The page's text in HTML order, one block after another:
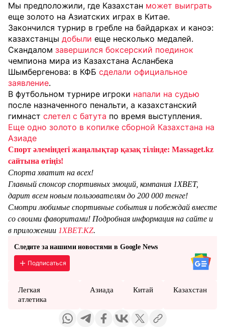
Мы предположили, где Казахстан может выиграть
еще золото на Азиатских играх в Китае.
Закончился турнир в гребле на байдарках и каноэ:
казахстанцы добыли еще несколько медалей.
Скандалом завершился боксерский поединок
чемпиона мира из Казахстана Асланбека
Шымбергенова: в КФБ сделали официальное
заявление.
В футбольном турнире игроки напали на судью
после назначенного пенальти, а казахстанский
гимнаст слетел с батута по время выступления.
Еще одно золото в копилке сборной Казахстана на
Азиаде
Спорт әлеміндегі жаңалықтар қазақ тілінде: Massaget.kz
сайтына өтіңіз!
Спорта хватит на всех!
Главный спонсор спортивных эмоций, компания 1XBET,
дарит всем новым пользователям до 200 000 тенге!
Смотри любимые спортивные события и побеждай вместе
со своими фаворитами! Подробная информация на сайте и
в приложении 1XBET.KZ.
Следите за нашими новостями в Google News
Подписаться
Легкая
атлетика
Азиада Китай Казахстан